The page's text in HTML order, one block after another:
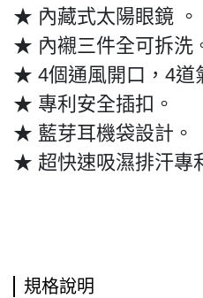
★ 內藏式太陽眼鏡 。
★ 內襯三件全可拆洗
★ 4個通風開口，4道
★ 專利安全插扣。
★ 藍芽耳機袋設計。
★ 超快速吸濕排汗專
規格說明